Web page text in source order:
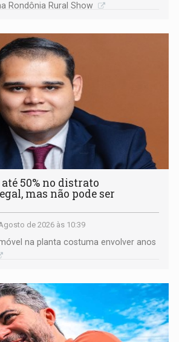
Rondônia Rural Show
até 50% no distrato
mas não pode ser
de 2026 às 10:39
na planta costuma envolver anos